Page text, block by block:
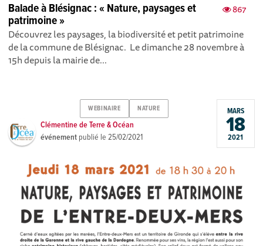
867
Balade à Blésignac : « Nature, paysages et
patrimoine »
Découvrez les paysages, la biodiversité et petit patrimoine
de la commune de Blésignac. Le dimanche 28 novembre à
15h depuis la mairie de...
WEBINAIRE NATURE
Clémentine de Terre & Océan
événement publié le25/02/2021
MARS
18
2021